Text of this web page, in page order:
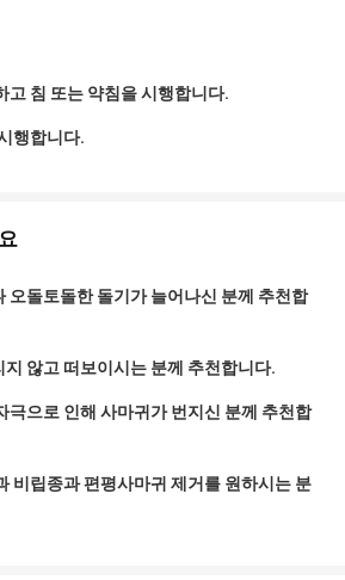
고 침 또는 약침을 시행합니다.
행합니다.
오돌토돌한 돌기가 늘어나신 분께 추천합
않고 떠보이시는 분께 추천합니다.
극으로 인해 사마귀가 번지신 분께 추천합
비립종과 편평사마귀 제거를 원하시는 분